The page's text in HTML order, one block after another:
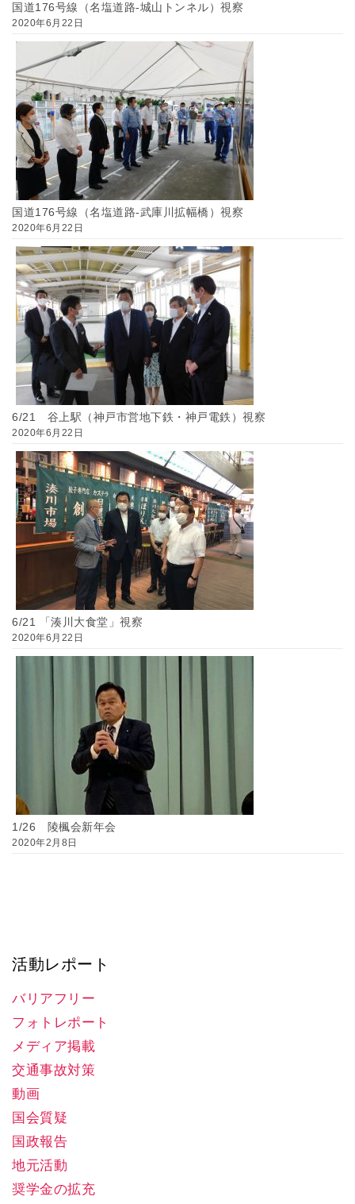
国道176号線（名塩道路-城山トンネル）視察
2020年6月22日
国道176号線（名塩道路-武庫川拡幅橋）視察
2020年6月22日
6/21 谷上駅（神戸市営地下鉄・神戸電鉄）視察
2020年6月22日
6/21 「湊川大食堂」視察
2020年6月22日
1/26 陵楓会新年会
2020年2月8日
活動レポート
バリアフリー
フォトレポート
メディア掲載
交通事故対策
動画
国会質疑
国政報告
地元活動
奨学金の拡充